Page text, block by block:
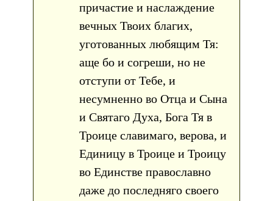
причастие и наслаждение
вечных Твоих благих,
уготованных любящим Тя:
аще бо и согреши, но не
отступи от Тебе, и
несумненно во Отца и Сына
и Святаго Духа, Бога Тя в
Троице славимаго, верова, и
Единицу в Троице и Троицу
во Единстве православно
даже до последняго своего